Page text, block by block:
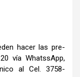
hacer las pre-
vía WhatssApp,
al Cel. 3758-